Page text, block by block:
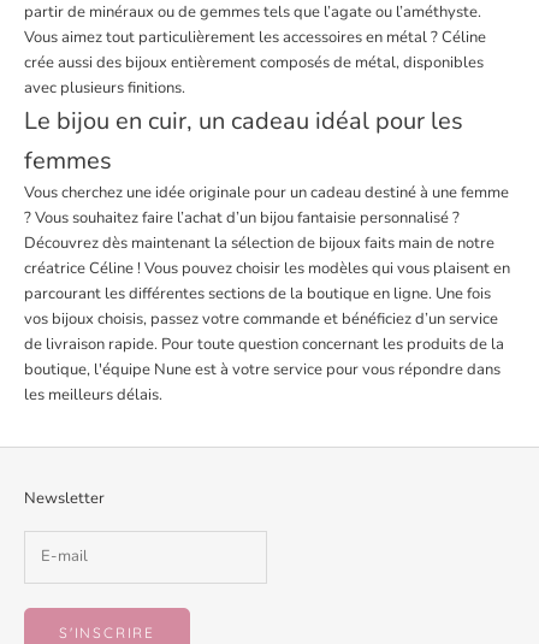
partir de minéraux ou de gemmes tels que l’agate ou l’améthyste.
Vous aimez tout particulièrement les accessoires en métal ? Céline
crée aussi des bijoux entièrement composés de métal, disponibles
avec plusieurs finitions.
Le bijou en cuir, un cadeau idéal pour les
femmes
Vous cherchez une idée originale pour un cadeau destiné à une femme
? Vous souhaitez faire l’achat d’un bijou fantaisie personnalisé?
Découvrez dès maintenant la sélection de bijoux faits main de notre
créatrice Céline ! Vous pouvez choisir les modèles qui vous plaisent en
parcourant les différentes sections de la boutique en ligne. Une fois
vos bijoux choisis, passez votre commande et bénéficiez d’un service
de livraison rapide. Pour toute question concernant les produits de la
boutique, l'équipe Nune est à votre service pour vous répondre dans
les meilleurs délais.
Newsletter
S'INSCRIRE